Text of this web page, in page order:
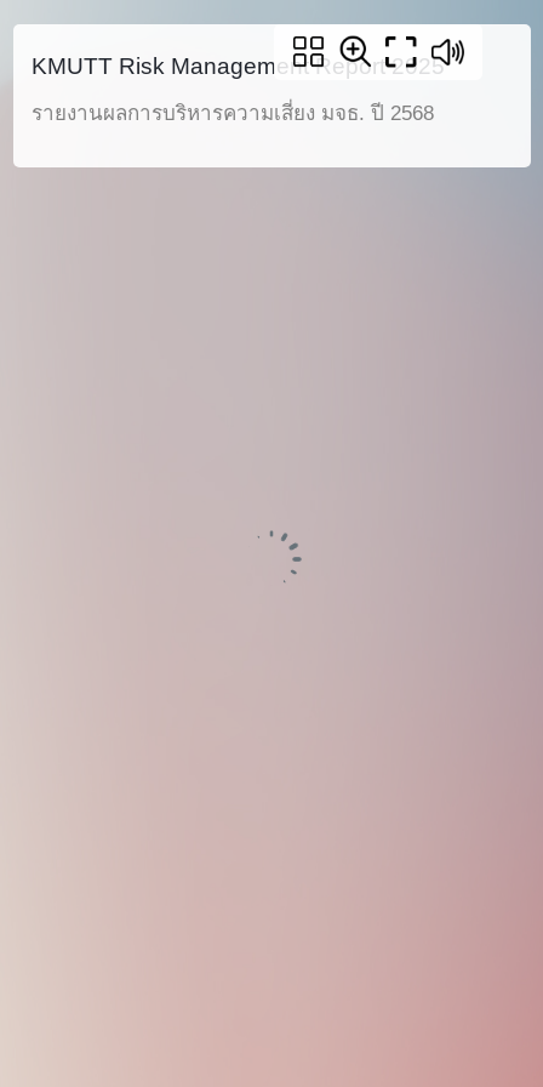
KMUTT Risk Management Report 2025
รายงานผลการบริหารความเสี่ยง มจธ. ปี 2568